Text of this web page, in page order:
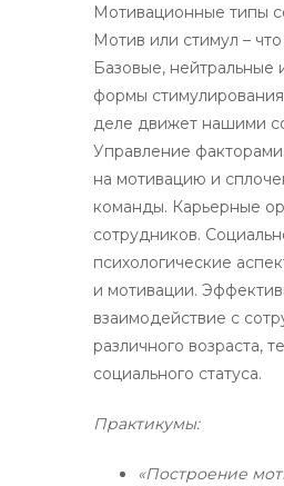
Мотивационные типы
Мотив или стимул –
Базовые, нейтральные
формы
деле движет нашими
Управление
на мотивацию и
команды. Карьерные
сотрудников.
психологические
и мотивации.
взаимодействие с
различного возраста,
социального статуса.
Практикумы:
«Построение